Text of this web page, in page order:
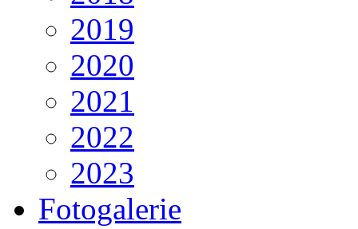
2019
2020
2021
2022
2023
Fotogalerie